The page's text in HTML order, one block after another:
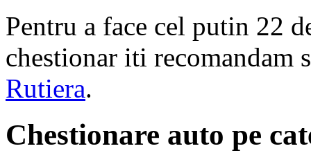
Pentru a face cel putin 22
chestionar iti
Rutiera.
Chestionare auto pe